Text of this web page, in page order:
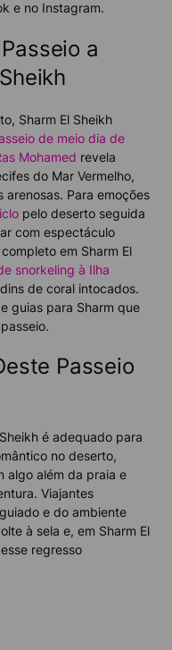
e no Instagram.
a
Sharm El Sheikh
de meio dia de
Mohamed revela
do Mar Vermelho,
Para emoções
pelo deserto seguida
com espectáculo
em Sharm El
snorkeling à Ilha
de coral intocados.
guias para Sharm que
Passeio
é adequado para
no deserto,
algo além da praia e
Viajantes
e do ambiente
à sela e, em Sharm El
regresso